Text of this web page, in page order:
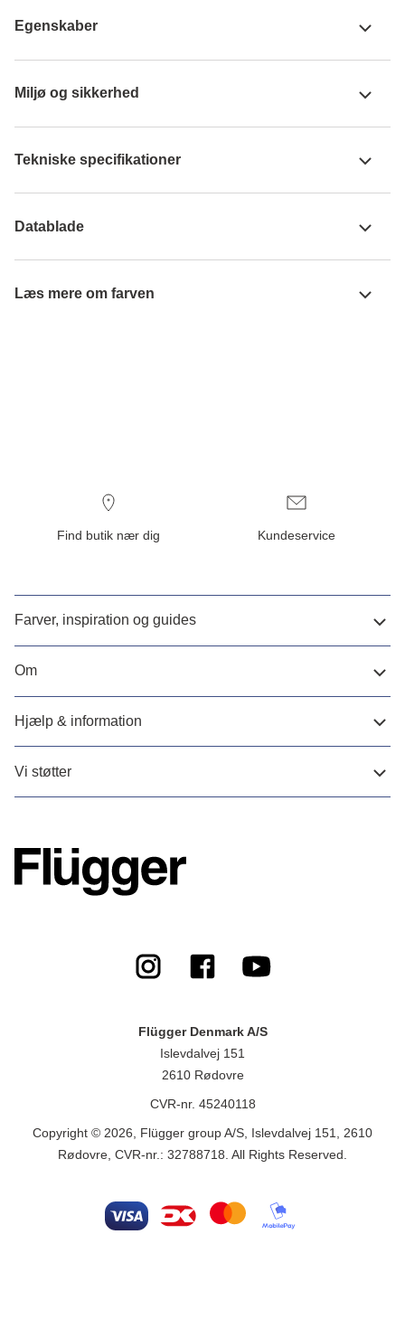
Egenskaber
Miljø og sikkerhed
Tekniske specifikationer
Datablade
Læs mere om farven
Find butik nær dig Kundeservice
Farver, inspiration og guides
Om
Hjælp & information
Vi støtter
Flügger Denmark A/S
Islevdalvej 151
2610 Rødovre
CVR-nr. 45240118
Copyright © 2026, Flügger group A/S, Islevdalvej 151, 2610
Rødovre, CVR-nr.: 32788718. All Rights Reserved.